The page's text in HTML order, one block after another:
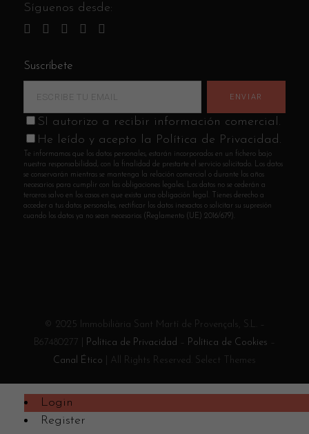
Síguenos desde:
Suscríbete
SI autorizo a recibir información comercial.
He leído y acepto la Política de Privacidad.
Te informamos que los datos personales, estarán incorporados en un fichero bajo
nuestra responsabilidad, con la finalidad de prestarte el servicio solicitado. Los datos
se conservarán mientras se mantenga la relación comercial o durante los años
necesarios para cumplir con las obligaciones legales. Los datos no se cederán a
terceros salvo en los casos en que exista una obligación legal. Tienes derecho a
acceder a tus datos personales, rectificar los datos inexactos o solicitar su supresión
cuando los datos ya no sean necesarios (Reglamento (UE) 2016/679).
© 2025 Immobiliària Sant Martí de Provençals, S.L. –
B67480277 |
Política de Privacidad Política de Cookies
Canal Ético | All Rights Reserved. Select Themes
Login
Register